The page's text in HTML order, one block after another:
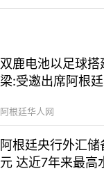
双鹿电池以足球
梁:受邀出席阿根
阿根廷华人网
阿根廷央行外汇
元 达近7年来最高